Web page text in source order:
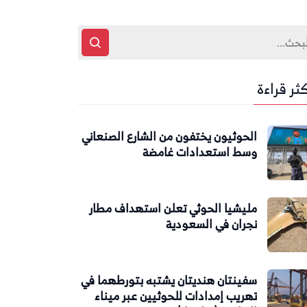
قراءة
الحوثيون يختفون من الشارع الصنعاني
وسط استعدادات غامضة
مليشيا الحوثي تعلن استهداف مطار
نجران في السعودية
سفينتان هنديتان يشتبه بتورطهما في
تهريب إمدادات للحوثيين عبر ميناء